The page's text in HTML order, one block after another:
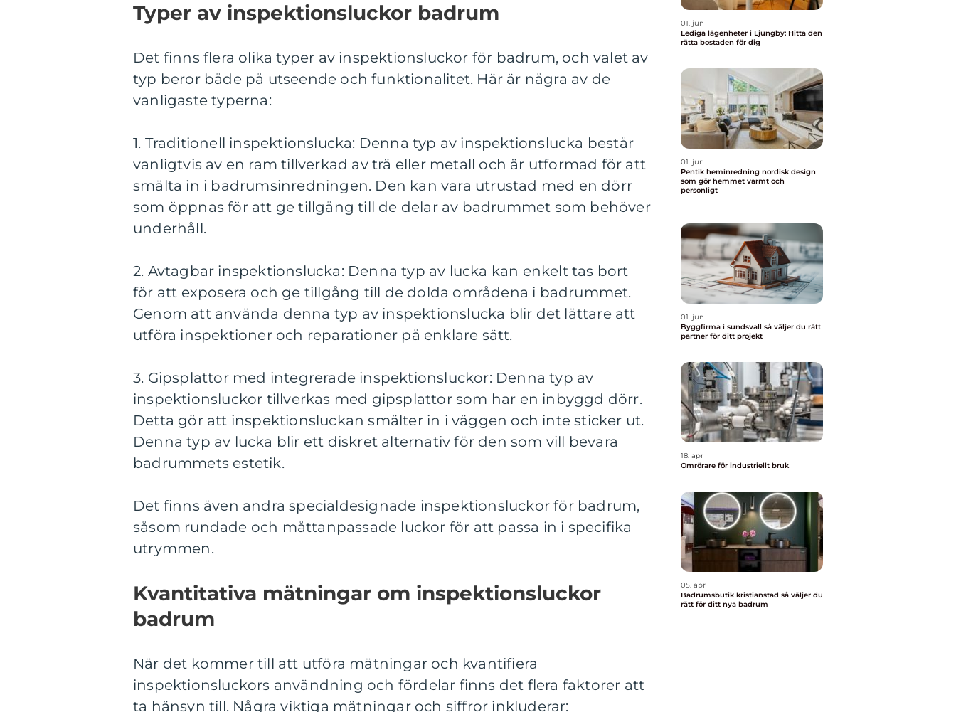
Typer av inspektionsluckor badrum
Det finns flera olika typer av inspektionsluckor för badrum, och valet av
typ beror både på utseende och funktionalitet. Här är några av de
vanligaste typerna:
1. Traditionell inspektionslucka: Denna typ av inspektionslucka består
vanligtvis av en ram tillverkad av trä eller metall och är utformad för att
smälta in i badrumsinredningen. Den kan vara utrustad med en dörr
som öppnas för att ge tillgång till de delar av badrummet som behöver
underhåll.
2. Avtagbar inspektionslucka: Denna typ av lucka kan enkelt tas bort
för att exposera och ge tillgång till de dolda områdena i badrummet.
Genom att använda denna typ av inspektionslucka blir det lättare att
utföra inspektioner och reparationer på enklare sätt.
3. Gipsplattor med integrerade inspektionsluckor: Denna typ av
inspektionsluckor tillverkas med gipsplattor som har en inbyggd dörr.
Detta gör att inspektionsluckan smälter in i väggen och inte sticker ut.
Denna typ av lucka blir ett diskret alternativ för den som vill bevara
badrummets estetik.
Det finns även andra specialdesignade inspektionsluckor för badrum,
såsom rundade och måttanpassade luckor för att passa in i specifika
utrymmen.
Kvantitativa mätningar om inspektionsluckor
badrum
När det kommer till att utföra mätningar och kvantifiera
inspektionsluckors användning och fördelar finns det flera faktorer att
ta hänsyn till. Några viktiga mätningar och siffror inkluderar:
01. jun
Lediga lägenheter i Ljungby: Hitta den
rätta bostaden för dig
01. jun
Pentik heminredning nordisk design
som gör hemmet varmt och
personligt
01. jun
Byggfirma i sundsvall så väljer du rätt
partner för ditt projekt
18. apr
Omrörare för industriellt bruk
05. apr
Badrumsbutik kristianstad så väljer du
rätt för ditt nya badrum